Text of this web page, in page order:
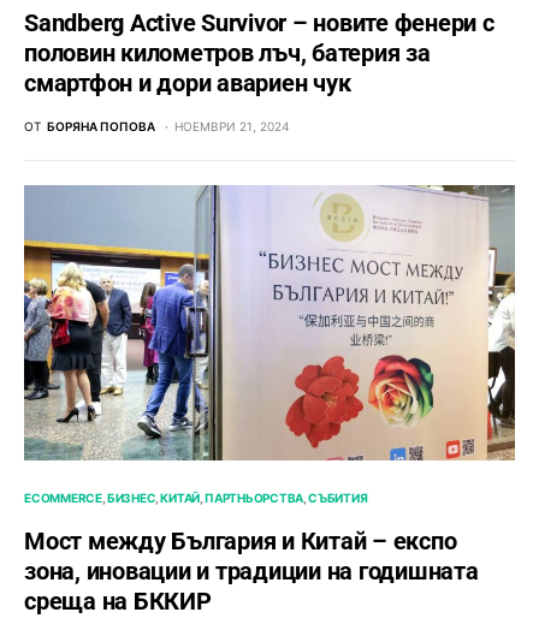
Sandberg Active Survivor – новите фенери с
половин километров лъч, батерия за
смартфон и дори авариен чук
ОТ БОРЯНА ПОПОВА НОЕМВРИ 21, 2024
ECOMMERCE БИЗНЕС КИТАЙ ПАРТНЬОРСТВА СЪБИТИЯ
Мост между България и Китай – експо
зона, иновации и традиции на годишната
среща на БККИР